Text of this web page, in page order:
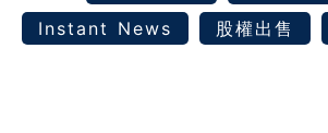
Instant News
股權出售